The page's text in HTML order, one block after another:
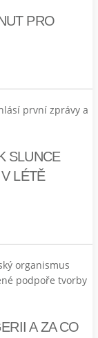
PRO
první zprávy a
SLUNCE
LÉTĚ
organismus
podpoře tvorby
A ZA CO